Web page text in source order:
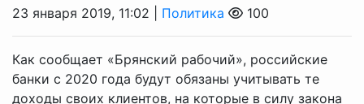
23 января 2019, 11:02 | Политика 100
Как сообщает «Брянский рабочий», российские
банки с 2020 года будут обязаны учитывать те
доходы своих клиентов, на которые в силу закона